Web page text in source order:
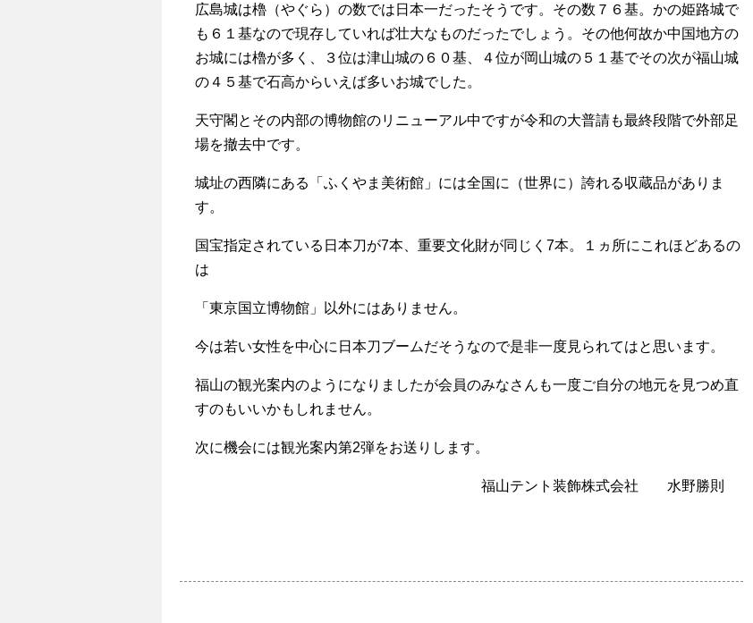
広島城は櫓（やぐら）の数では日本一だったそうです。その数７６基。かの姫路城で
も６１基なので現存していれば壮大なものだったでしょう。その他何故か中国地方の
お城には櫓が多く、３位は津山城の６０基、４位が岡山城の５１基でその次が福山城
の４５基で石高からいえば多いお城でした。
天守閣とその内部の博物館のリニューアル中ですが令和の大普請も最終段階で外部足
場を撤去中です。
城址の西隣にある「ふくやま美術館」には全国に（世界に）誇れる収蔵品がありま
す。
国宝指定されている日本刀が7本、重要文化財が同じく 7本。１ヵ所にこれほどあるの
は
「東京国立博物館」以外にはありません。
今は若い女性を中心に日本刀ブームだそうなので是非一度見られてはと思います。
福山の観光案内のようになりましたが会員のみなさんも一度ご自分の地元を見つめ直
すのもいいかもしれません。
次に機会には観光案内第2弾をお送りします。
福山テント装飾株式会社 水野勝則